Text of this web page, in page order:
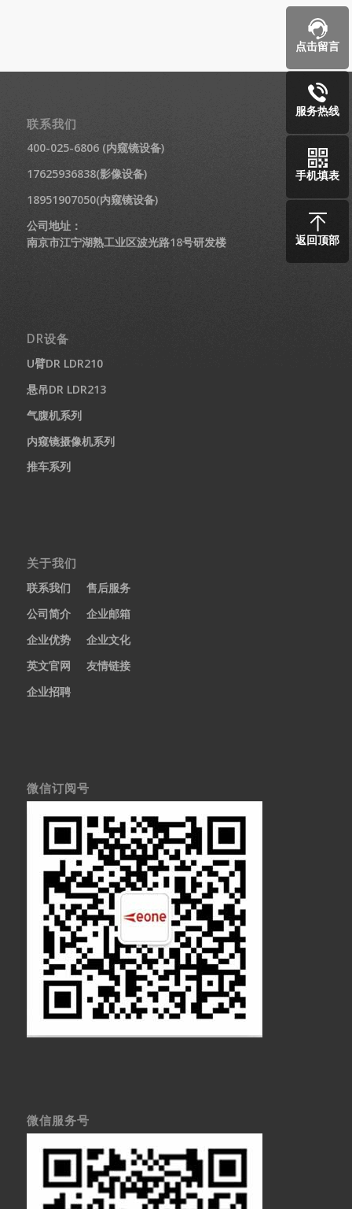
联系我们
400-025-6806 (内窥镜设备)
17625936838(影像设备)
18951907050(内窥镜设备)
公司地址：
南京市江宁湖熟工业区波光路18号研发楼
DR设备
U臂DR LDR210
悬吊DR LDR213
气腹机系列
内窥镜摄像机系列
推车系列
关于我们
联系我们
售后服务
公司简介
企业邮箱
企业优势
企业文化
英文官网
友情链接
企业招聘
微信订阅号
微信服务号
点击留言
服务热线
手机填表
返回顶部